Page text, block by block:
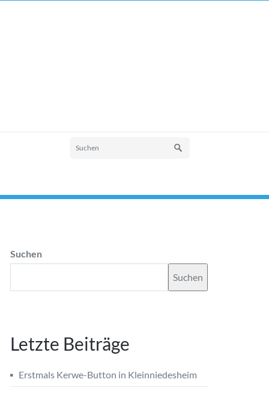
Suchen
Suchen
Letzte Beiträge
Erstmals Kerwe-Button in Kleinniedesheim